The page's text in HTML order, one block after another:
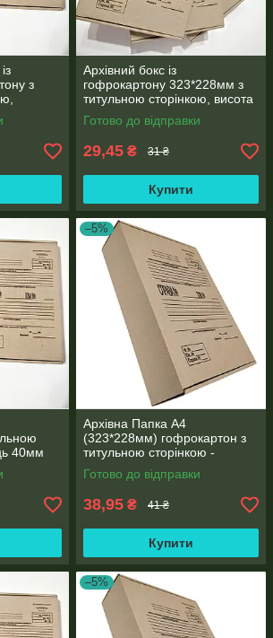
з
Архівний бокс із
гофрокартону 323*228мм з
титульною сторінкою, висота
корінця 40мм
Готово до відправки
29,45 ₴ 31 ₴
Купити
40мм
–5%
Архівна Папка А4
(323*228мм) гофрокартон з
титульною сторінкою -
Корінець 80мм від виробника
Готово до відправки
38,95 ₴ 41 ₴
Купити
–5%